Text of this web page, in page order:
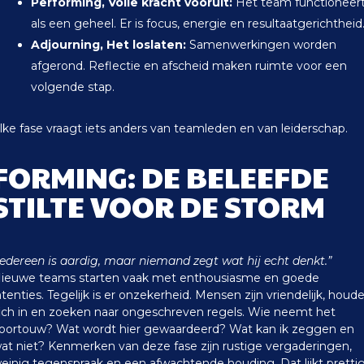
als een geheel. Er is focus, energie en resultaatgerichtheid.
Adjourning, Het loslaten: Samenwerkingen worden
afgerond. Reflectie en afscheid maken ruimte voor een
volgende stap.
fase vraagt iets anders van teamleden en van leiderschap.
DE BELEEFDE
VOOR DE STORM
is aardig, maar niemand zegt wat hij echt denkt.”
teams starten vaak met enthousiasme en goede
Tegelijk is er onzekerheid. Mensen zijn vriendelijk,
in en zoeken naar ongeschreven regels. Wie neemt het
Wat wordt hier gewaardeerd? Wat kan ik zeggen en
niet? Kenmerken van deze fase zijn rustige vergaderingen,